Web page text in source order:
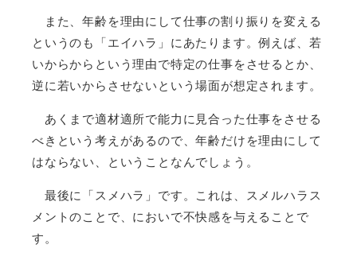
また、年齢を理由にして仕事の割り振りを変える
というのも「エイハラ」にあたります。例えば、若
いからからという理由で特定の仕事をさせるとか、
逆に若いからさせないという場面が想定されます。
あくまで適材適所で能力に見合った仕事をさせる
べきという考えがあるので、年齢だけを理由にして
はならない、ということなんでしょう。
最後に「スメハラ」です。これは、スメルハラス
メントのことで、においで不快感を与えることで
す。